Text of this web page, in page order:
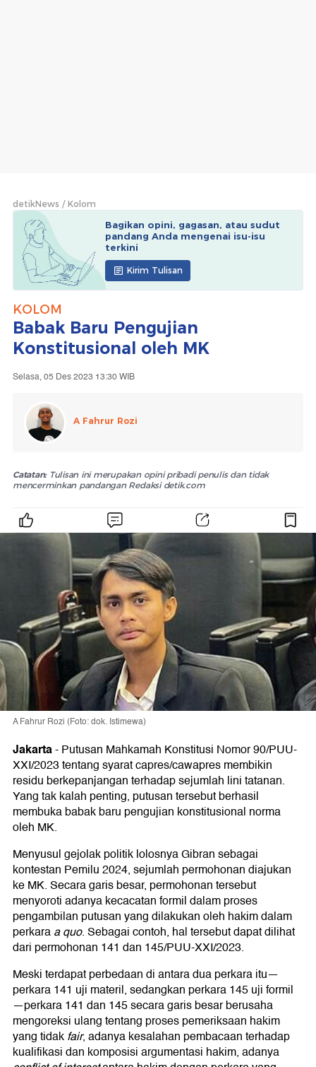
detikNews Kolom
Bagikan opini, gagasan, atau sudut
pandang Anda mengenai isu-isu
terkini
Kirim Tulisan
KOLOM
Babak Baru Pengujian
Konstitusional oleh MK
Selasa, 05 Des 2023 13:30 WIB
A Fahrur Rozi
Catatan:Tulisan ini merupakan opini pribadi penulis dan tidak
mencerminkan pandangan Redaksi detik.com
A Fahrur Rozi (Foto: dok. Istimewa)
Jakarta-Putusan Mahkamah Konstitusi Nomor 90/PUU-
XXI/2023 tentang syarat capres/cawapres membikin
residu berkepanjangan terhadap sejumlah lini tatanan.
Yang tak kalah penting, putusan tersebut berhasil
membuka babak baru pengujian konstitusional norma
oleh MK.
Menyusul gejolak politik lolosnya Gibran sebagai
kontestan Pemilu 2024, sejumlah permohonan diajukan
ke MK. Secara garis besar, permohonan tersebut
menyoroti adanya kecacatan formil dalam proses
pengambilan putusan yang dilakukan oleh hakim dalam
perkaraa quo. Sebagai contoh, hal tersebut dapat dilihat
dari permohonan 141 dan 145/PUU-XXI/2023.
Meski terdapat perbedaan di antara dua perkara itu—
perkara 141 uji materil, sedangkan perkara 145 uji formil
—perkara 141 dan 145 secara garis besar berusaha
mengoreksi ulang tentang proses pemeriksaan hakim
yang tidakfair, adanya kesalahan pembacaan terhadap
kualifikasi dan komposisi argumentasi hakim, adanya